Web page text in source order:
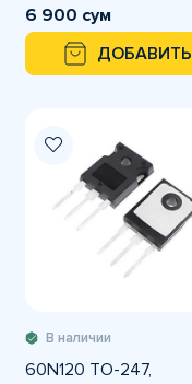
6 900 сум
ДОБАВИТЬ
В наличии
60N120 TO-247,